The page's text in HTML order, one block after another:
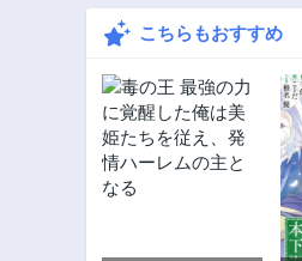
こちらもおすすめ